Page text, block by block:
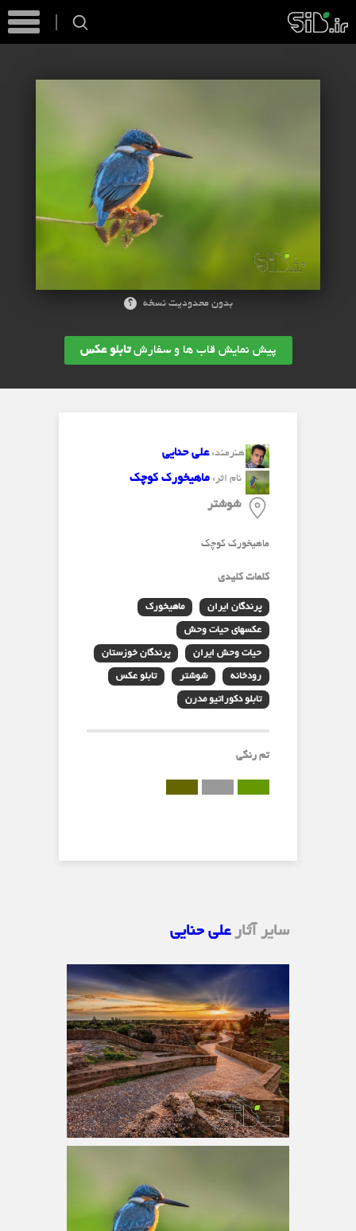
بدون محدودیت نسخه ؟
پیش نمایش قاب ها و سفارشتابلو عکس
هنرمند:علی حنایی
نام اثر: ماهیخورک کوچک
شوشتر
ماهیخورک کوچک
کلمات کلیدی
پرندگان ایران ماهیخورک
عکسهای حیات وحش
حیات وحش ایران پرندگان خوزستان
رودخانه شوشتر تابلو عکس
تابلو دکوراتیو مدرن
تم رنگی
سایر آثارعلی حنایی